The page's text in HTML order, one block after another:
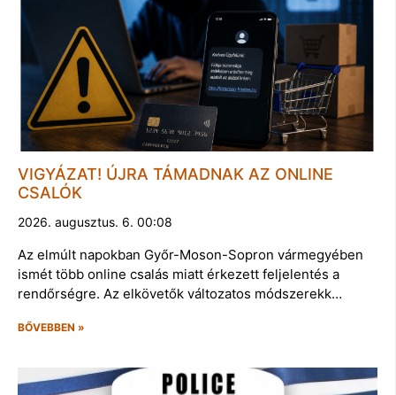
VIGYÁZAT! ÚJRA TÁMADNAK AZ ONLINE
CSALÓK
2026. augusztus. 6. 00:08
Az elmúlt napokban Győr-Moson-Sopron vármegyében
ismét több online csalás miatt érkezett feljelentés a
rendőrségre. Az elkövetők változatos módszerekk…
BŐVEBBEN »